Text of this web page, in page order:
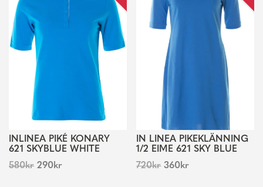
INLINEA PIKÉ KONARY
621 SKYBLUE WHITE
580kr 290kr
IN LINEA PIKEKLÄNNING
1/2 EIME 621 SKY BLUE
720kr 360kr